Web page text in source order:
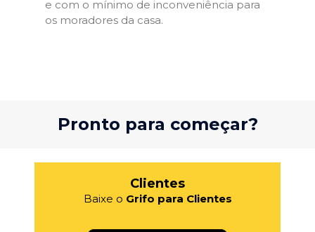
e com o mínimo de inconveniência para
os moradores da casa.
Pronto para começar?
Clientes
Baixe o Grifo para Clientes